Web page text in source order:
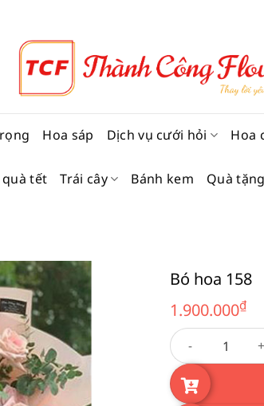
Hoa sáp Dịch vụ cưới hỏi Hoa
quà tết Trái cây Bánh kem Quà tặng
Bó hoa 158
1.900.000₫
Bó hoa 158 số